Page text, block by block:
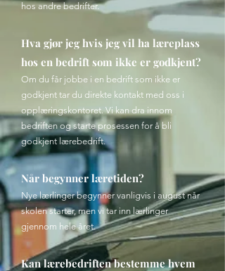
hos andre bedrifter.
Hva gjør jeg hvis jeg vil ha læreplass
hos en bedrift som ikke er godkjent?
Om du får jobbe i en bedrift som ikke er
godkjent tar du direkte kontakt med oss i
opplæringskontoret. Vi kan dra innom
bedriften og starte prosessen for å bli
godkjent lærebedrift.
Når begynner læretiden?
Nye lærlinger begynner vanligvis i august når
skolen starter, men vi tar inn lærlinger
gjennom hele året.
Kan lærebedriften bestemme hvem